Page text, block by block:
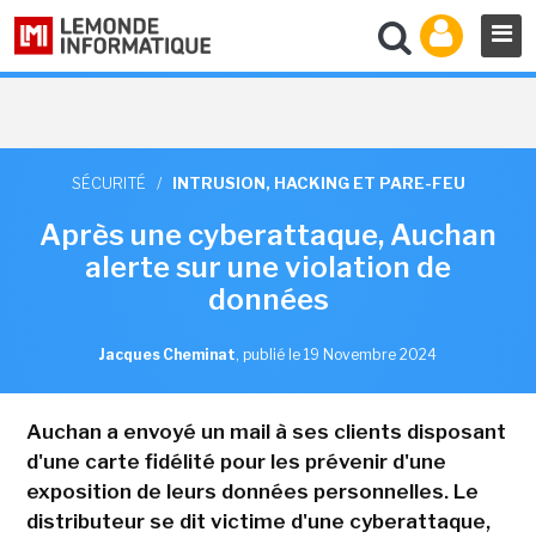
SÉCURITÉ / INTRUSION, HACKING ET PARE-FEU
Après une cyberattaque, Auchan
alerte sur une violation de
données
Jacques Cheminat, publié le 19 Novembre 2024
Auchan a envoyé un mail à ses clients disposant
d'une carte fidélité pour les prévenir d'une
exposition de leurs données personnelles. Le
distributeur se dit victime d'une cyberattaque,